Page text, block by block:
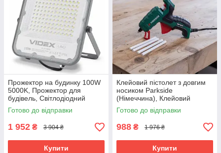
Прожектор на будинку 100W
5000K, Прожектор для
будівель, Світлодіодний
прожектор вуличного
освітлення, Вуличний лед
Готово до відправки
1 952 ₴ 3 904 ₴
Купити
Клейовий пістолет з довгим
носиком Parkside
(Німеччина), Клейовий
пістолет для клею, Клейовий
пістолет маленький, RYH
Готово до відправки
988 ₴ 1 976 ₴
Купити